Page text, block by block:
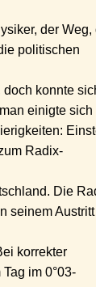
der Weg,
politischen
konnte
einigte sich
Radix-
Die
seinem Austritt
korrekter
im 0°03-